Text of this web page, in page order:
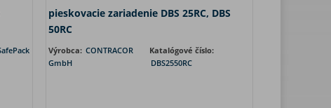
pieskovacie zariadenie DBS 25RC, DBS
50RC
Výrobca: CONTRACOR
GmbH
Katalógové číslo:
DBS2550RC